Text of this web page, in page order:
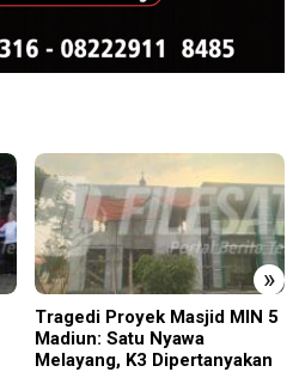
»
KA BIAS Terhenti, Lima KA
Ikut Terdampak, KAI Daop 7
Gerak Cepat Pulihkan